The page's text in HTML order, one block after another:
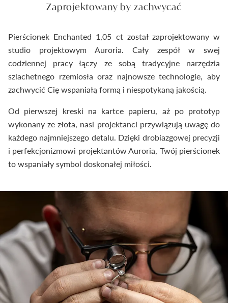
Zaprojektowany by zachwycać
Pierścionek Enchanted 1,05 ct został zaprojektowany w
studio projektowym Auroria. Cały zespół w swej
codziennej pracy łączy ze sobą tradycyjne narzędzia
szlachetnego rzemiosła oraz najnowsze technologie, aby
zachwycić Cię wspaniałą formą i niespotykaną jakością.
Od pierwszej kreski na kartce papieru, aż po prototyp
wykonany ze złota, nasi projektanci przywiązują uwagę do
każdego najmniejszego detalu. Dzięki drobiazgowej precyzji
i perfekcjonizmowi projektantów Auroria, Twój pierścionek
to wspaniały symbol doskonałej miłości.